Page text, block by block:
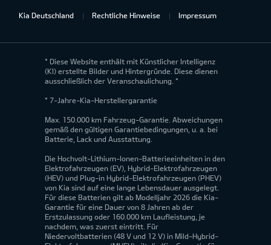
Kia Deutschland Rechtliche Hinweise Impressum
* Diese Website enthält mit Künstlicher Intelligenz
(KI) erstellte Bilder und Hintergründe. Diese dienen
ausschließlich der Veranschaulichung. *
* 7-Jahre-Kia-Herstellergarantie
Max. 150.000 km Fahrzeug-Garantie. Abweichungen
gemäß den gültigen Garantiebedingungen, u. a. bei
Batterie, Lack und Ausstattung.
Die Hochvolt-Lithium-Ionen-Batterieeinheiten in den
Elektrofahrzeugen (EV), Hybrid-Elektrofahrzeugen
(HEV) und Plug-in Hybrid-Elektrofahrzeugen (PHEV)
von Kia sind auf eine lange Lebensdauer ausgelegt.
Für diese Batterien gilt ab Modelljahr 2026 die Kia-
Garantie für eine Dauer von 8 Jahren ab der
Erstzulassung oder 160.000 km Laufleistung, je
nachdem, was zuerst eintritt. Für
Niedervoltbatterien (48 V und 12 V) in Mild-Hybrid-